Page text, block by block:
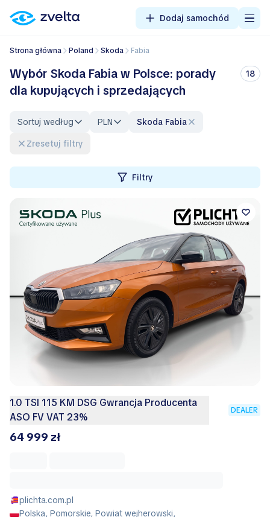
Dodaj samochód
Strona główna Poland Skoda Fabia
Wybór Skoda Fabia w Polsce: porady
dla kupujących i sprzedających
18
Sortuj według PLN
Skoda Fabia
Zresetuj filtry
Filtry
1.0 TSI 115 KM DSG Gwrancja Producenta
ASO FV VAT 23%
DEALER
64 999 zł
plichta.com.pl
Polska, Pomorskie, Powiat wejherowski,